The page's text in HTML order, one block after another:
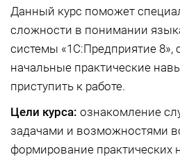
Данный курс поможет
сложности в понимании
системы «1С:Предприятие 8»,
начальные практические
приступить к работе.
Цели курса: ознакомление
задачами и возможностями
формирование практических